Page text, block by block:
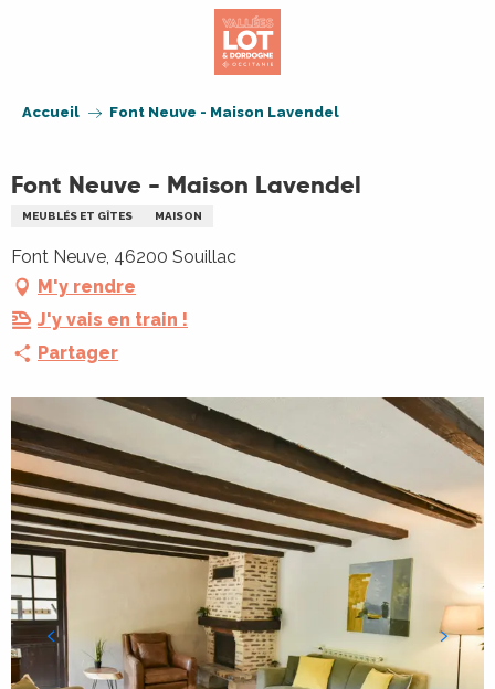
Accueil Font Neuve - Maison Lavendel
Font Neuve - Maison Lavendel
MEUBLÉS ET GÎTES MAISON
Font Neuve, 46200 Souillac
M'y rendre
J'y vais en train !
Partager